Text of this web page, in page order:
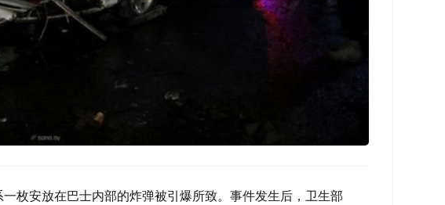
枚安放在巴士内部的炸弹被引爆所致。事件发生后，卫生部